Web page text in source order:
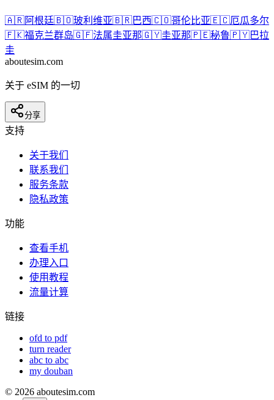
🇦🇷阿根廷🇧🇴玻利维亚🇧🇷巴西🇨🇴哥伦比亚🇪🇨厄瓜多尔
🇫🇰福克兰群岛🇬🇫法属圭亚那🇬🇾圭亚那🇵🇪秘鲁🇵🇾巴拉
圭
aboutesim.com
关于 eSIM 的一切
分享
支持
关于我们
联系我们
服务条款
隐私政策
功能
查看手机
办理入口
使用教程
流量计算
链接
ofd to pdf
turn reader
abc to abc
my douban
© 2026 aboutesim.com